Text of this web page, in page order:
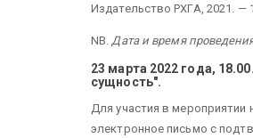
Издательство РХГА, 2021. —
NB. Дата и время
23 марта 2022 года,
сущность".
Для участия в мероприятии
электронное письмо с